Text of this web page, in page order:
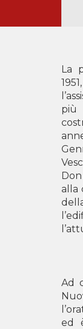
La
più
alla
Ad
ed